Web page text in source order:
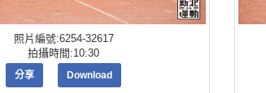
照片編號:6254-32617
拍攝時間:10:30
分享 Download